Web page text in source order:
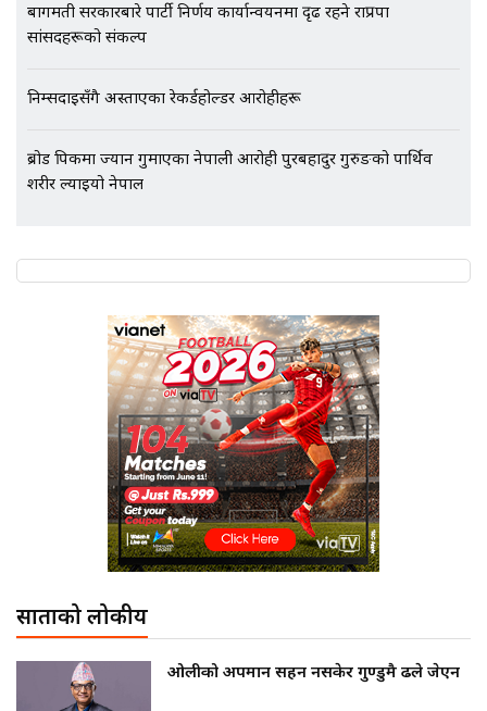
बागमती सरकारबारे पार्टी निर्णय कार्यान्वयनमा दृढ रहने राप्रपा
सांसदहरूको संकल्प
निम्सदाइसँगै अस्ताएका रेकर्डहोल्डर आरोहीहरू
ब्रोड पिकमा ज्यान गुमाएका नेपाली आरोही पुरबहादुर गुरुङको पार्थिव
शरीर ल्याइयो नेपाल
साताको लोकप्रीय
ओलीको अपमान सहन नसकेर गुण्डुमै ढले जेएन